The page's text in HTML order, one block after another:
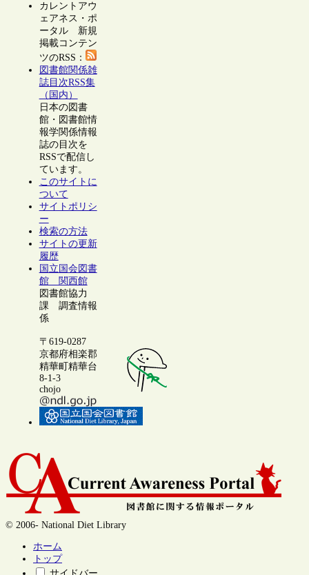
カレントアウ
ェアネス・ポ
ータル 新規
掲載コンテン
ツのRSS：
図書館関係雑
誌目次RSS集
（国内）
日本の図書
館・図書館情
報学関係情報
誌の目次を
RSSで配信し
ています。
このサイトに
ついて
サイトポリシ
ー
検索の方法
サイトの更新
履歴
国立国会図書
館 関西館
図書館協力
課 調査情報
係
〒619-0287
京都府相楽郡
精華町精華台
8-1-3
chojo
© 2006- National Diet Library
ホーム
トップ